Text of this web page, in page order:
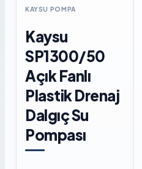
KAYSU POMPA
Kaysu
SP1300/50
Açık Fanlı
Plastik Drenaj
Dalgıç Su
Pompası